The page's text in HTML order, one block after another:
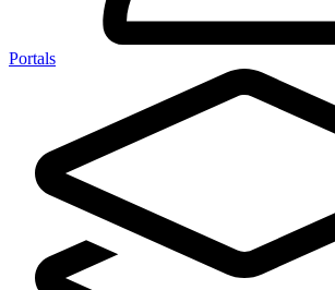
Portals